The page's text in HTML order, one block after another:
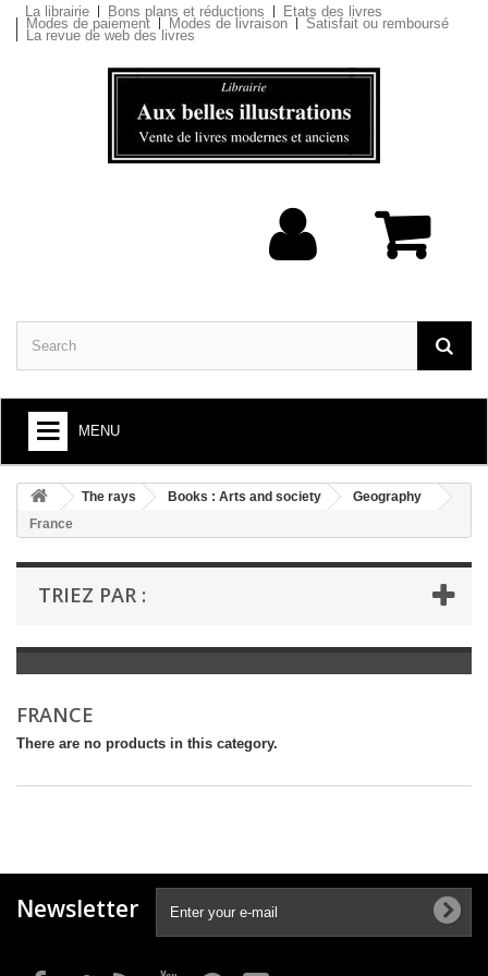
La librairie Bons plans et réductions Etats des livres
Modes de paiement Modes de livraison Satisfait ou remboursé
La revue de web des livres
MENU
+
BOOKS : ARTS AND SOCIETY
+
BOOKS : LITERATURE
+
BOOKS : YOUTH
LIVRES ANCIENS AVANT 1945
The rays Books : Arts and society
Geography
France
TRIEZ PAR :
FRANCE
There are no products in this category.
Newsletter